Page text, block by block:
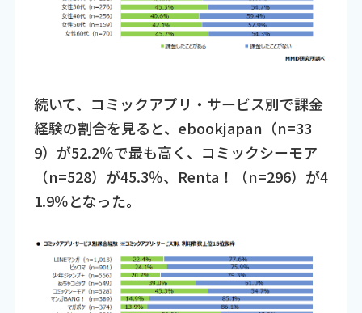
続いて、コミックアプリ・サービス別で課金
経験の割合を見ると、ebookjapan（n=33
9）が52.2％で最も高く、コミックシーモア
（n=528）が45.3％、Renta！（n=296）が4
1.9％となった。